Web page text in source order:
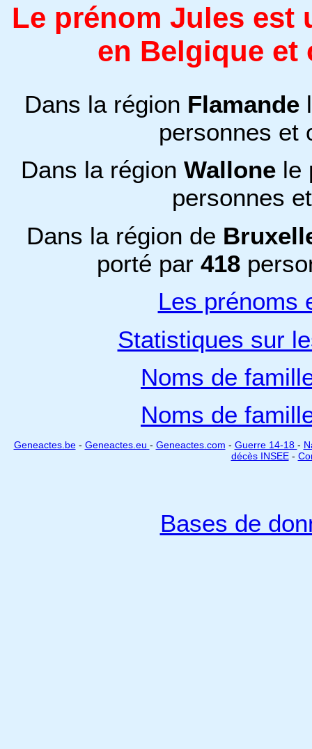
Le prénom Jules est
en Belgique et
Dans la région Flamande
personnes et
Dans la région Wallone le
personnes
Dans la région de
porté par 418
Les prénoms
Statistiques sur
Noms de
Noms de
Geneactes.be- Geneactes.eu - Geneactes.com - Guerre 14-18 -
décès INSEE-
Bases de